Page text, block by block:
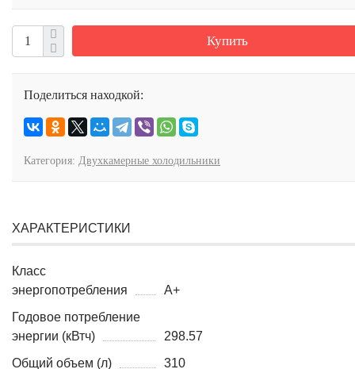
Купить
Поделиться находкой:
Категория: Двухкамерные холодильники
ХАРАКТЕРИСТИКИ
Класс
энергопотребления
A+
Годовое потребление
энергии (кВтч)
298.57
Общий объем (л)
310